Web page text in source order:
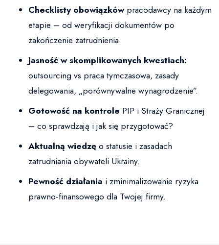
Checklisty obowiązkówpracodawcy na każdym
etapie – od weryfikacji dokumentów po
zakończenie zatrudnienia.
Jasność w skomplikowanych kwestiach:
outsourcing vs praca tymczasowa, zasady
delegowania, „porównywalne wynagrodzenie”.
Gotowość na kontrole PIP i Straży Granicznej
– co sprawdzają i jak się przygotować?
Aktualną wiedzęo statusie i zasadach
zatrudniania obywateli Ukrainy.
Pewność działania i zminimalizowanie ryzyka
prawno-finansowego dla Twojej firmy.